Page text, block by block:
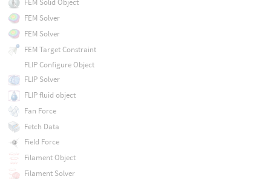
FEM Solid Object
FEM Solver
FEM Solver
FEM Target Constraint
FLIP Configure Object
FLIP Solver
FLIP fluid object
Fan Force
Fetch Data
Field Force
Filament Object
Filament Solver